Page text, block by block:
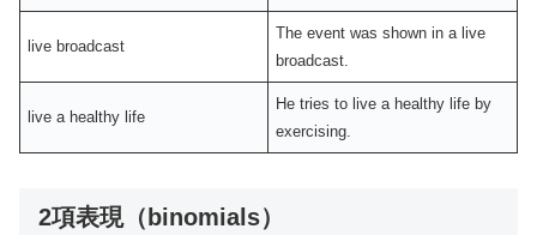
live broadcast
The event was shown in a live
broadcast.
live a healthy life
He tries to live a healthy life by
exercising.
2項表現（binomials）